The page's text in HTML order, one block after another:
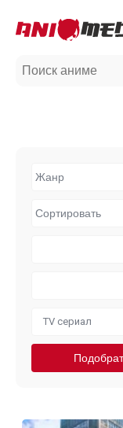
TV сериал